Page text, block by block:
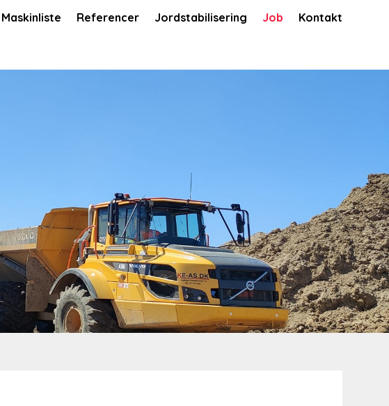
Maskinliste Referencer Jordstabilisering Job Kontakt